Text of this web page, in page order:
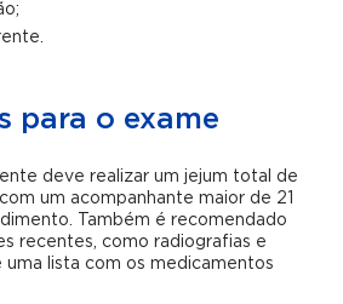
para o exame
deve realizar um jejum total de
um acompanhante maior de 21
Também é recomendado
recentes, como radiografias e
uma lista com os medicamentos